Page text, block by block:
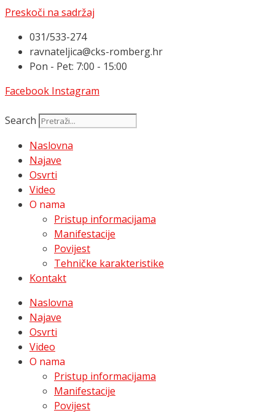
Preskoči na sadržaj
031/533-274
ravnateljica@cks-romberg.hr
Pon - Pet: 7:00 - 15:00
Facebook Instagram
Search
Naslovna
Najave
Osvrti
Video
O nama
Pristup informacijama
Manifestacije
Povijest
Tehničke karakteristike
Kontakt
Naslovna
Najave
Osvrti
Video
O nama
Pristup informacijama
Manifestacije
Povijest